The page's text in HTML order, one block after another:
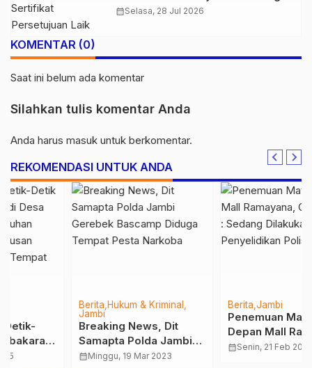
Struktur Jembatan Musi V Tol
calendar_monthSelasa, 28 Jul 2026
KOMENTAR (0)
Saat ini belum ada komentar
Silahkan tulis komentar Anda
Anda harus masuk untuk berkomentar.
REKOMENDASI UNTUK ANDA
Penemuan Mayat
Depan Mall Ramayana,
Camat Pasar : Sedang
Dilakukan Penyelidikan
calendar_monthSenin, 21 Feb 2022
Berita
Ekonomi & Bisnis Jambi
10 Tahun Anniversary
Rumah Kito Resort Hotel
Jambi By Waringin,
calendar_month